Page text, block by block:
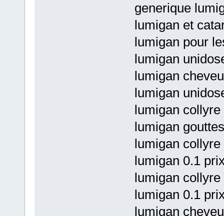
generique
lumigan et
lumigan pour
lumigan
lumigan
lumigan
lumigan
lumigan
lumigan
lumigan 0.1
lumigan
lumigan 0.1
lumigan